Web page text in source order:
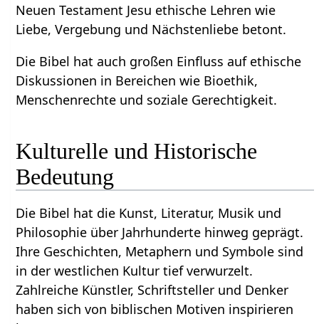
Neuen Testament Jesu ethische Lehren wie
Liebe, Vergebung und Nächstenliebe betont.
Die Bibel hat auch großen Einfluss auf ethische
Diskussionen in Bereichen wie Bioethik,
Menschenrechte und soziale Gerechtigkeit.
Kulturelle und Historische
Bedeutung
Die Bibel hat die Kunst, Literatur, Musik und
Philosophie über Jahrhunderte hinweg geprägt.
Ihre Geschichten, Metaphern und Symbole sind
in der westlichen Kultur tief verwurzelt.
Zahlreiche Künstler, Schriftsteller und Denker
haben sich von biblischen Motiven inspirieren